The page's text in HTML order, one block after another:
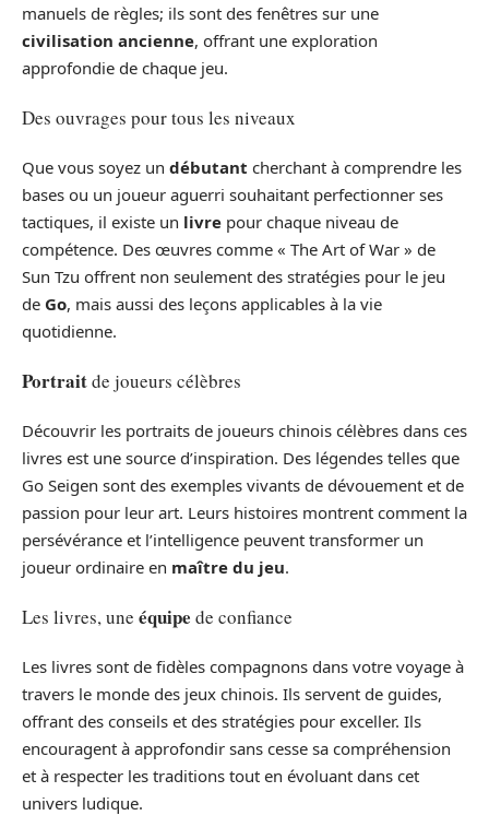
manuels de règles; ils sont des fenêtres sur une
civilisation ancienne, offrant une exploration
approfondie de chaque jeu.
Des ouvrages pour tous les niveaux
Que vous soyez un débutant cherchant à comprendre les
bases ou un joueur aguerri souhaitant perfectionner ses
tactiques, il existe un livre pour chaque niveau de
compétence. Des œuvres comme « The Art of War » de
Sun Tzu offrent non seulement des stratégies pour le jeu
de Go, mais aussi des leçons applicables à la vie
quotidienne.
Portraitde joueurs célèbres
Découvrir les portraits de joueurs chinois célèbres dans ces
livres est une source d’inspiration. Des légendes telles que
Go Seigen sont des exemples vivants de dévouement et de
passion pour leur art. Leurs histoires montrent comment la
persévérance et l’intelligence peuvent transformer un
joueur ordinaire en maître du jeu.
Les livres, une équipe de confiance
Les livres sont de fidèles compagnons dans votre voyage à
travers le monde des jeux chinois. Ils servent de guides,
offrant des conseils et des stratégies pour exceller. Ils
encouragent à approfondir sans cesse sa compréhension
et à respecter les traditions tout en évoluant dans cet
univers ludique.